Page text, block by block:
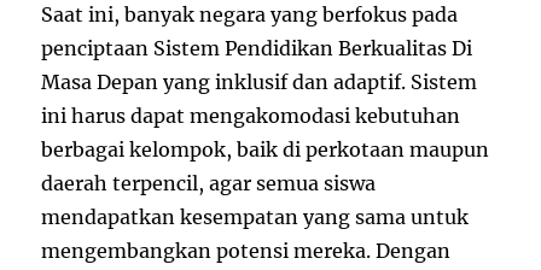
Saat ini, banyak negara yang berfokus pada
penciptaan Sistem Pendidikan Berkualitas Di
Masa Depan yang inklusif dan adaptif. Sistem
ini harus dapat mengakomodasi kebutuhan
berbagai kelompok, baik di perkotaan maupun
daerah terpencil, agar semua siswa
mendapatkan kesempatan yang sama untuk
mengembangkan potensi mereka. Dengan